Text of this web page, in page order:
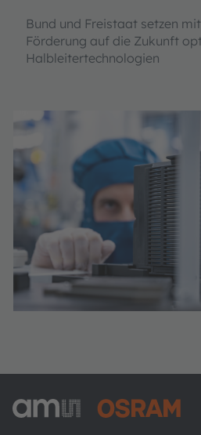
Bund und Freistaat setzen
Förderung auf die Zukunft
Halbleitertechnologien